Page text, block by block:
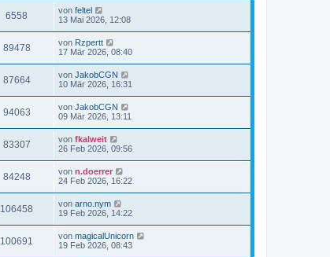
6558 von feltel
13 Mai 2026, 12:08
89478 von Rzpertt
17 Mär 2026, 08:40
87664 von JakobCGN
10 Mär 2026, 16:31
94063 von JakobCGN
09 Mär 2026, 13:11
83307 von fkalweit
26 Feb 2026, 09:56
84248 von n.doerrer
24 Feb 2026, 16:22
106458 von arno.nym
19 Feb 2026, 14:22
100691 von magicalUnicorn
19 Feb 2026, 08:43